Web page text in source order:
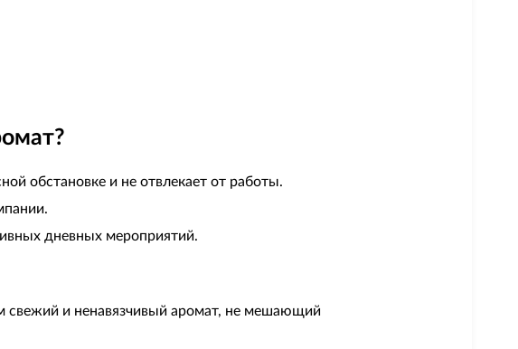
обстановке и не отвлекает от работы.
дневных мероприятий.
свежий и ненавязчивый аромат, не мешающий